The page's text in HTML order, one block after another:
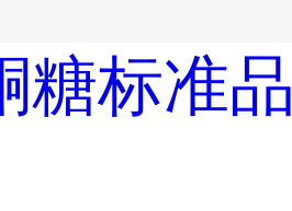
糖标准品